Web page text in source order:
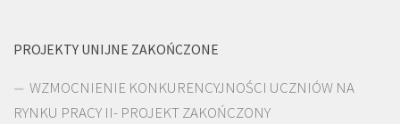
PROJEKTY UNIJNE ZAKOŃCZONE
WZMOCNIENIE KONKURENCYJNOŚCI UCZNIÓW NA
RYNKU PRACY II- PROJEKT ZAKOŃCZONY